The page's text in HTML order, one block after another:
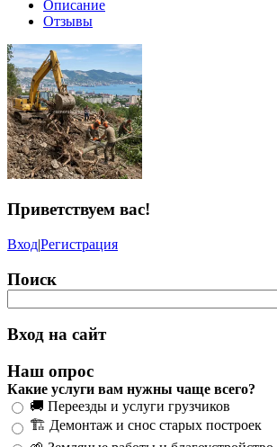
Описание
Отзывы
Приветствуем вас!
Вход|Регистрация
Поиск
Вход на сайт
Наш опрос
Какие услуги вам нужны чаще всего?
🚚 Переезды и услуги грузчиков
🏗️ Демонтаж и снос старых построек